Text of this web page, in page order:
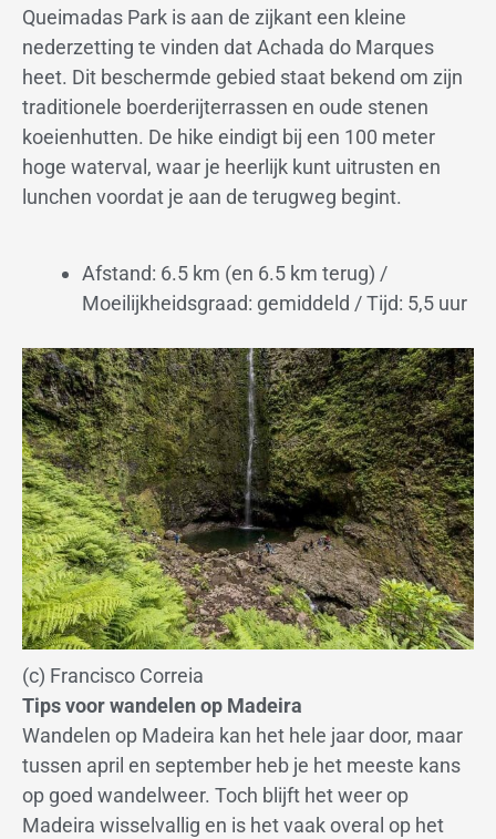
Queimadas Park is aan de zijkant een kleine
nederzetting te vinden dat Achada do Marques
heet. Dit beschermde gebied staat bekend om zijn
traditionele boerderijterrassen en oude stenen
koeienhutten. De hike eindigt bij een 100 meter
hoge waterval, waar je heerlijk kunt uitrusten en
lunchen voordat je aan de terugweg begint.
Afstand: 6.5 km (en 6.5 km terug) /
Moeilijkheidsgraad: gemiddeld / Tijd: 5,5 uur
(c) Francisco Correia
Tips voor wandelen op Madeira
Wandelen op Madeira kan het hele jaar door, maar
tussen april en september heb je het meeste kans
op goed wandelweer. Toch blijft het weer op
Madeira wisselvallig en is het vaak overal op het